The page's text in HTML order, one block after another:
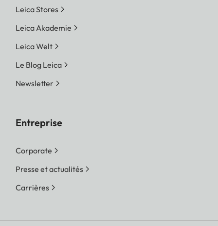
Leica Stores
Leica Akademie
Leica Welt
Le Blog Leica
Newsletter
Entreprise
Corporate
Presse et actualités
Carrières